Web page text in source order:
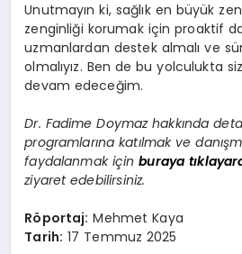
Unutmayın ki, sağlık en büyük
zenginliği korumak için proaktif
uzmanlardan destek almalı ve
olmalıyız. Ben de bu yolculukta
devam edeceğim.
Dr. Fadime Doymaz hakkında
programlarına katılmak ve
faydalanmak içinburaya
ziyaret edebilirsiniz.
Röportaj: Mehmet Kaya
Tarih: 17 Temmuz 2025